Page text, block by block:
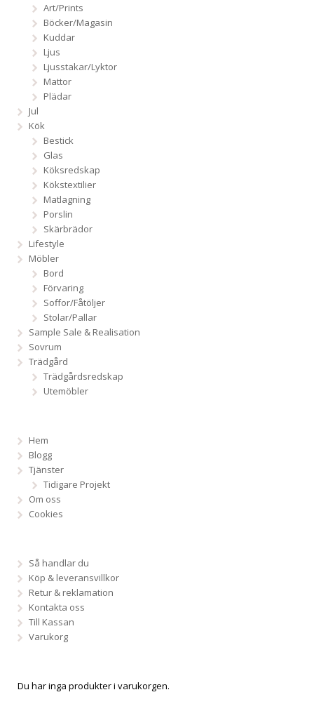
Art/Prints
Böcker/Magasin
Kuddar
Ljus
Ljusstakar/Lyktor
Mattor
Plädar
Jul
Kök
Bestick
Glas
Köksredskap
Kökstextilier
Matlagning
Porslin
Skärbrädor
Lifestyle
Möbler
Bord
Förvaring
Soffor/Fåtöljer
Stolar/Pallar
Sample Sale & Realisation
Sovrum
Trädgård
Trädgårdsredskap
Utemöbler
Hem
Blogg
Tjänster
Tidigare Projekt
Om oss
Cookies
Så handlar du
Köp & leveransvillkor
Retur & reklamation
Kontakta oss
Till Kassan
Varukorg
Du har inga produkter i varukorgen.